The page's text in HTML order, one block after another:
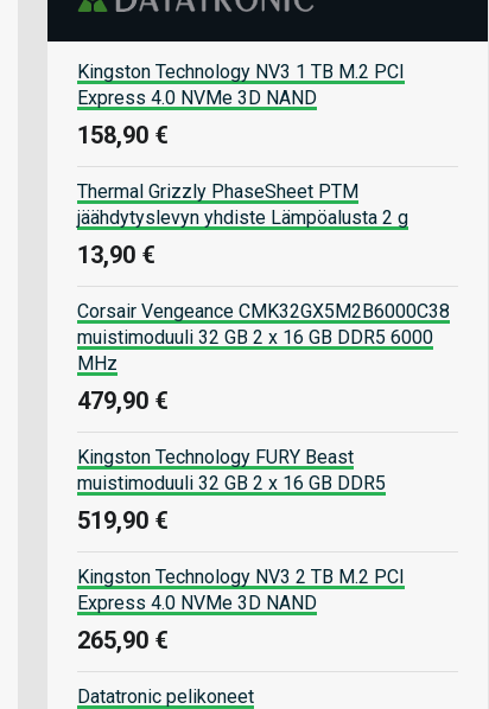
Kingston Technology NV3 1 TB M.2 PCI
Express 4.0 NVMe 3D NAND
158,90 €
Thermal Grizzly PhaseSheet PTM
jäähdytyslevyn yhdiste Lämpöalusta 2 g
13,90 €
Corsair Vengeance CMK32GX5M2B6000C38
muistimoduuli 32 GB 2 x 16 GB DDR5 6000
MHz
479,90 €
Kingston Technology FURY Beast
muistimoduuli 32 GB 2 x 16 GB DDR5
519,90 €
Kingston Technology NV3 2 TB M.2 PCI
Express 4.0 NVMe 3D NAND
265,90 €
Datatronic pelikoneet